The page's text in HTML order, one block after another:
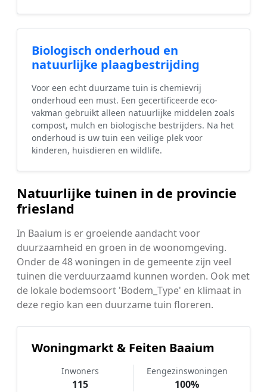
Biologisch onderhoud en
natuurlijke plaagbestrijding
Voor een echt duurzame tuin is chemievrij
onderhoud een must. Een gecertificeerde eco-
vakman gebruikt alleen natuurlijke middelen zoals
compost, mulch en biologische bestrijders. Na het
onderhoud is uw tuin een veilige plek voor
kinderen, huisdieren en wildlife.
Natuurlijke tuinen in de provincie
friesland
In Baaium is er groeiende aandacht voor
duurzaamheid en groen in de woonomgeving.
Onder de 48 woningen in de gemeente zijn veel
tuinen die verduurzaamd kunnen worden. Ook met
de lokale bodemsoort 'Bodem_Type' en klimaat in
deze regio kan een duurzame tuin floreren.
Woningmarkt & Feiten Baaium
Inwoners
115
Eengezinswoningen
100%